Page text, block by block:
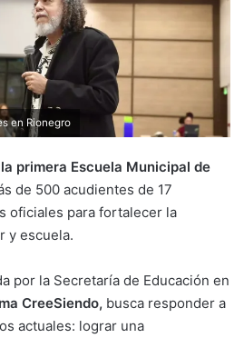
en Rionegro
primera Escuela Municipal de
de 500 acudientes de 17
oficiales para fortalecer la
y escuela.
por la Secretaría de Educación en
CreeSiendo, busca responder a
actuales: lograr una